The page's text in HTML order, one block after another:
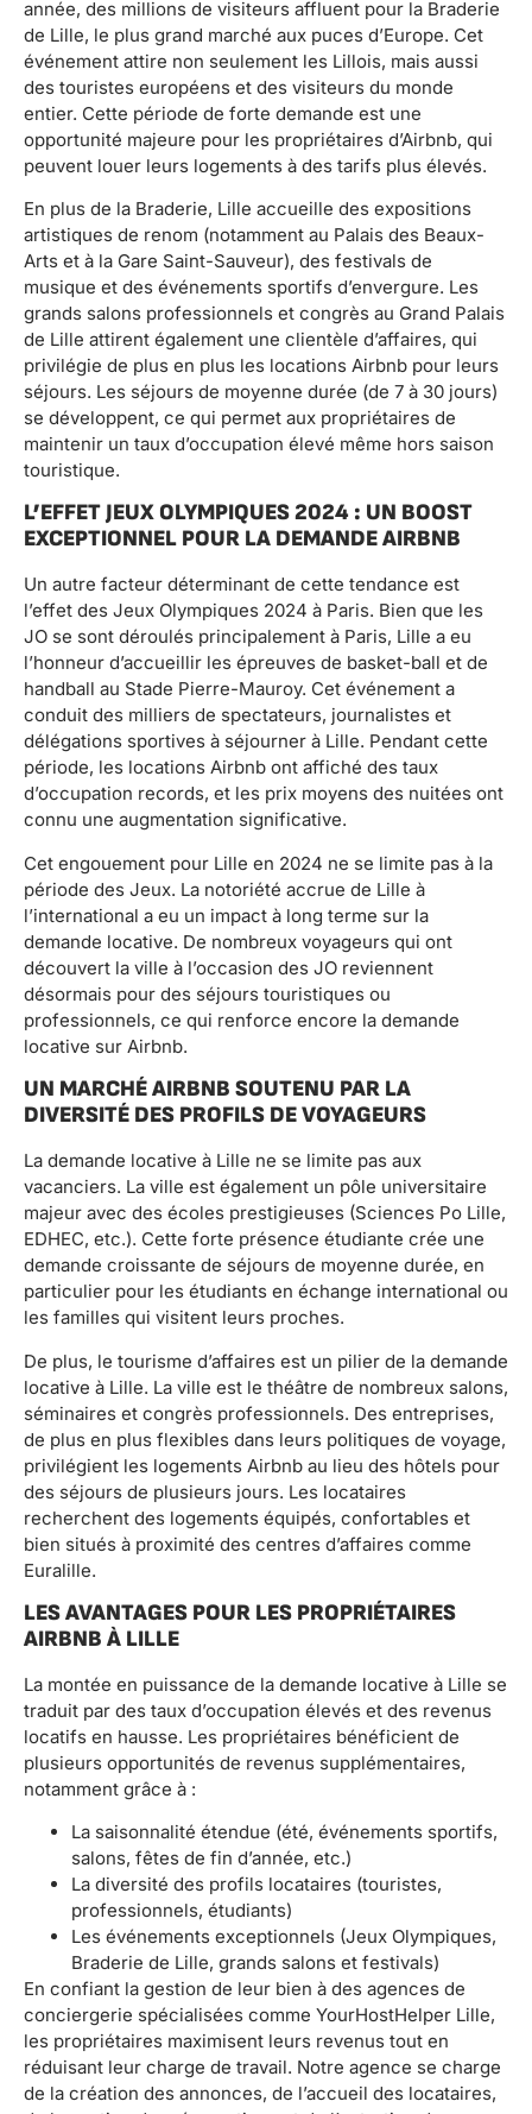
année, des millions de visiteurs affluent pour la Braderie
de Lille, le plus grand marché aux puces d’Europe. Cet
événement attire non seulement les Lillois, mais aussi
des touristes européens et des visiteurs du monde
entier. Cette période de forte demande est une
opportunité majeure pour les propriétaires d’Airbnb, qui
peuvent louer leurs logements à des tarifs plus élevés.
En plus de la Braderie, Lille accueille des expositions
artistiques de renom (notamment au Palais des Beaux-
Arts et à la Gare Saint-Sauveur), des festivals de
musique et des événements sportifs d’envergure. Les
grands salons professionnels et congrès au Grand Palais
de Lille attirent également une clientèle d’affaires, qui
privilégie de plus en plus les locations Airbnb pour leurs
séjours. Les séjours de moyenne durée (de 7 à 30 jours)
se développent, ce qui permet aux propriétaires de
maintenir un taux d’occupation élevé même hors saison
touristique.
L’EFFET JEUX OLYMPIQUES 2024 : UN BOOST
EXCEPTIONNEL POUR LA DEMANDE AIRBNB
Un autre facteur déterminant de cette tendance est
l’effet des Jeux Olympiques 2024 à Paris. Bien que les
JO se sont déroulés principalement à Paris, Lille a eu
l’honneur d’accueillir les épreuves de basket-ball et de
handball au Stade Pierre-Mauroy. Cet événement a
conduit des milliers de spectateurs, journalistes et
délégations sportives à séjourner à Lille. Pendant cette
période, les locations Airbnb ont affiché des taux
d’occupation records, et les prix moyens des nuitées ont
connu une augmentation significative.
Cet engouement pour Lille en 2024 ne se limite pas à la
période des Jeux. La notoriété accrue de Lille à
l’international a eu un impact à long terme sur la
demande locative. De nombreux voyageurs qui ont
découvert la ville à l’occasion des JO reviennent
désormais pour des séjours touristiques ou
professionnels, ce qui renforce encore la demande
locative sur Airbnb.
UN MARCHÉ AIRBNB SOUTENU PAR LA
DIVERSITÉ DES PROFILS DE VOYAGEURS
La demande locative à Lille ne se limite pas aux
vacanciers. La ville est également un pôle universitaire
majeur avec des écoles prestigieuses (Sciences Po Lille,
EDHEC, etc.). Cette forte présence étudiante crée une
demande croissante de séjours de moyenne durée, en
particulier pour les étudiants en échange international ou
les familles qui visitent leurs proches.
De plus, le tourisme d’affaires est un pilier de la demande
locative à Lille. La ville est le théâtre de nombreux salons,
séminaires et congrès professionnels. Des entreprises,
de plus en plus flexibles dans leurs politiques de voyage,
privilégient les logements Airbnb au lieu des hôtels pour
des séjours de plusieurs jours. Les locataires
recherchent des logements équipés, confortables et
bien situés à proximité des centres d’affaires comme
Euralille.
LES AVANTAGES POUR LES PROPRIÉTAIRES
AIRBNB À LILLE
La montée en puissance de la demande locative à Lille se
traduit par des taux d’occupation élevés et des revenus
locatifs en hausse. Les propriétaires bénéficient de
plusieurs opportunités de revenus supplémentaires,
notamment grâce à :
La saisonnalité étendue (été, événements sportifs,
salons, fêtes de fin d’année, etc.)
La diversité des profils locataires (touristes,
professionnels, étudiants)
Les événements exceptionnels (Jeux Olympiques,
Braderie de Lille, grands salons et festivals)
En confiant la gestion de leur bien à des agences de
conciergerie spécialisées comme YourHostHelper Lille,
les propriétaires maximisent leurs revenus tout en
réduisant leur charge de travail. Notre agence se charge
de la création des annonces, de l’accueil des locataires,